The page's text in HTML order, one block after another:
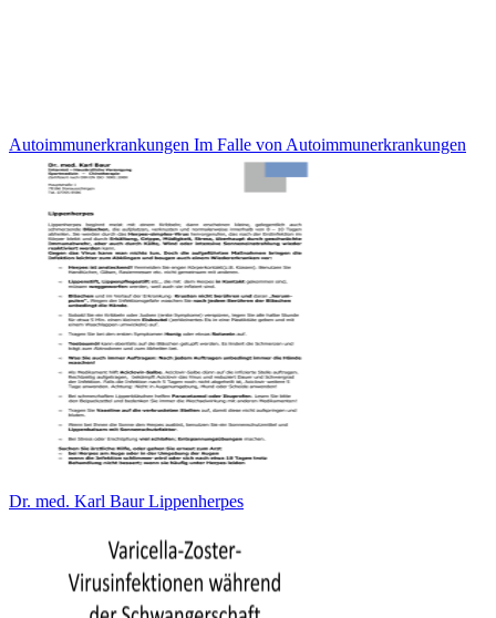
Autoimmunerkrankungen Im Falle von Autoimmunerkrankungen
Dr. med. Karl Baur Lippenherpes